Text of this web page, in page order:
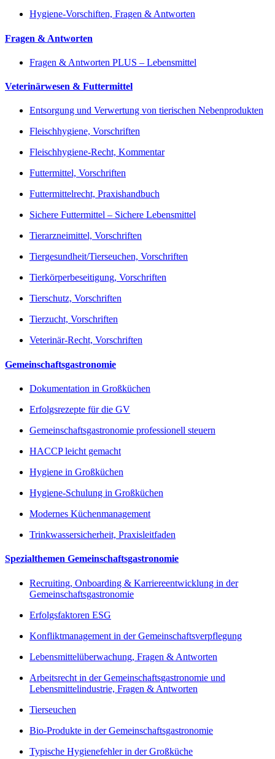
Hygiene-Vorschiften, Fragen & Antworten
Fragen & Antworten
Fragen & Antworten PLUS – Lebensmittel
Veterinärwesen & Futtermittel
Entsorgung und Verwertung von tierischen Nebenprodukten
Fleischhygiene, Vorschriften
Fleischhygiene-Recht, Kommentar
Futtermittel, Vorschriften
Futtermittelrecht, Praxishandbuch
Sichere Futtermittel – Sichere Lebensmittel
Tierarzneimittel, Vorschriften
Tiergesundheit/Tierseuchen, Vorschriften
Tierkörperbeseitigung, Vorschriften
Tierschutz, Vorschriften
Tierzucht, Vorschriften
Veterinär-Recht, Vorschriften
Gemeinschaftsgastronomie
Dokumentation in Großküchen
Erfolgsrezepte für die GV
Gemeinschaftsgastronomie professionell steuern
HACCP leicht gemacht
Hygiene in Großküchen
Hygiene-Schulung in Großküchen
Modernes Küchenmanagement
Trinkwassersicherheit, Praxisleitfaden
Spezialthemen Gemeinschaftsgastronomie
Recruiting, Onboarding & Karriereentwicklung in der
Gemeinschaftsgastronomie
Erfolgsfaktoren ESG
Konfliktmanagement in der Gemeinschaftsverpflegung
Lebensmittelüberwachung, Fragen & Antworten
Arbeitsrecht in der Gemeinschaftsgastronomie und
Lebensmittelindustrie, Fragen & Antworten
Tierseuchen
Bio-Produkte in der Gemeinschaftsgastronomie
Typische Hygienefehler in der Großküche